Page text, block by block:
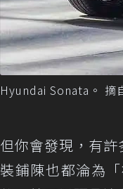
Hyundai Sonata。 摘
但你會發現，有
裝鋪陳也都淪為